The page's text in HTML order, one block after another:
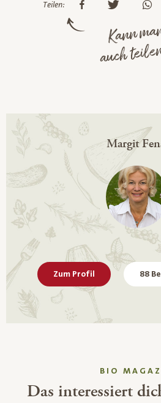
Teilen:
Kann
auch
Margit
Zum Profil 88
BIO
Das interessiert